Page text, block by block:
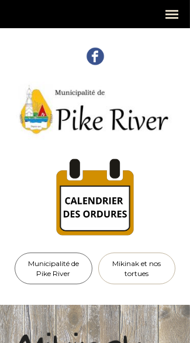
Municipalité de
Pike River
Mikinak et nos
tortues